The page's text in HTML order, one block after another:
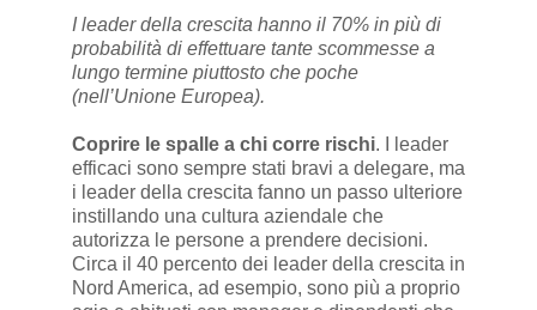
I leader della crescita hanno il 70% in più di
probabilità di effettuare tante scommesse a
lungo termine piuttosto che poche
(nell’Unione Europea).
Coprire le spalle a chi corre rischi. I leader
efficaci sono sempre stati bravi a delegare, ma
i leader della crescita fanno un passo ulteriore
instillando una cultura aziendale che
autorizza le persone a prendere decisioni.
Circa il 40 percento dei leader della crescita in
Nord America, ad esempio, sono più a proprio